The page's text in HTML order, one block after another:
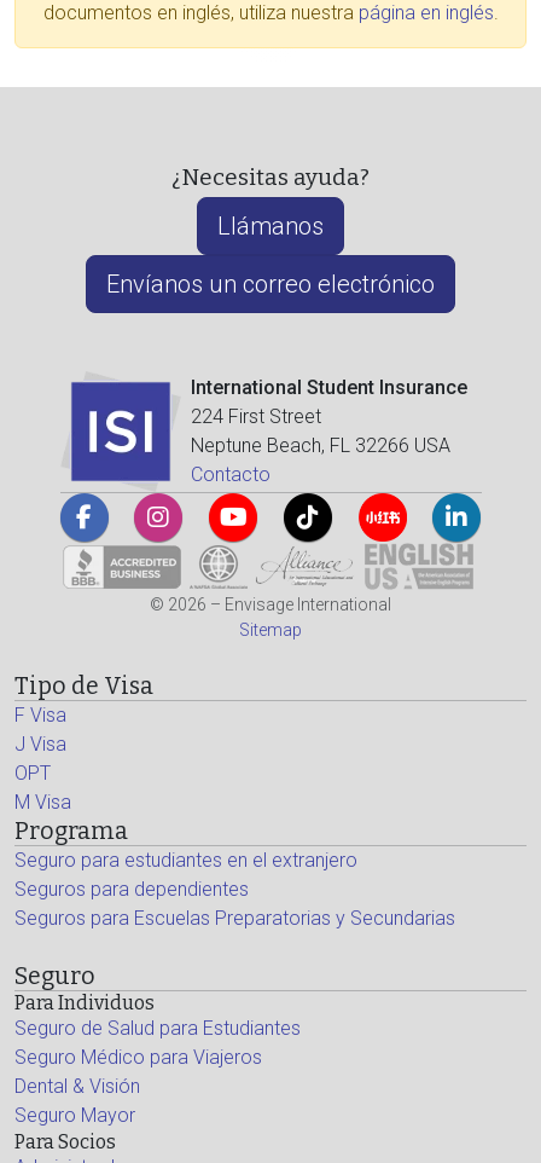
documentos en inglés, utiliza nuestra página en inglés.
¿Necesitas ayuda?
Llámanos
Envíanos un correo electrónico
International Student Insurance
224 First Street
Neptune Beach, FL 32266 USA
Contacto
© 2026 – Envisage International
Sitemap
Tipo de Visa
F Visa
J Visa
OPT
M Visa
Programa
Seguro para estudiantes en el extranjero
Seguros para dependientes
Seguros para Escuelas Preparatorias y Secundarias
Seguro
Para Individuos
Seguro de Salud para Estudiantes
Seguro Médico para Viajeros
Dental & Visión
Seguro Mayor
Para Socios